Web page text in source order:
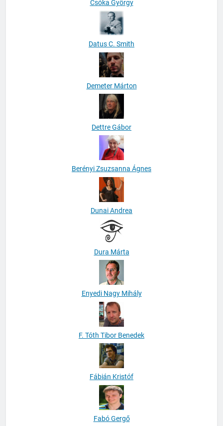
Csóka György
Datus C. Smith
Demeter Márton
Dettre Gábor
Berényi Zsuzsanna Ágnes
Dunai Andrea
Dura Márta
Enyedi Nagy Mihály
F. Tóth Tibor Benedek
Fábián Kristóf
Fabó Gergő